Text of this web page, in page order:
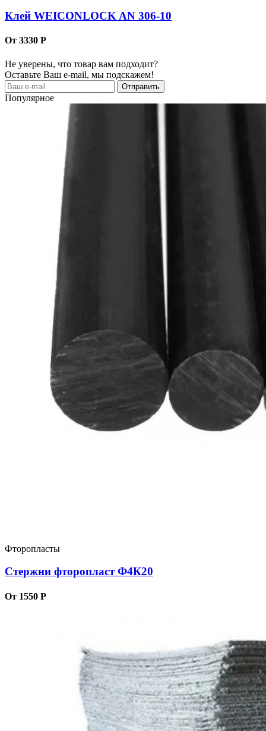
Клей WEICONLOCK AN 306-10
От 3330 Р
Не уверены, что товар вам подходит?
Оставьте Ваш e-mail, мы подскажем!
Популярное
Фторопласты
Стержни фторопласт Ф4К20
От 1550 Р